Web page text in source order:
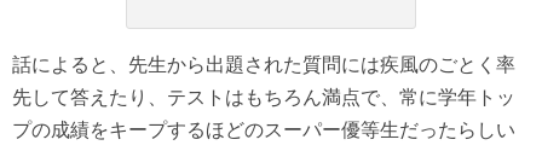
話によると、先生から出題された質問には疾風のごとく率
先して答えたり、テストはもちろん満点で、常に学年トッ
プの成績をキープするほどのスーパー優等生だったらしい